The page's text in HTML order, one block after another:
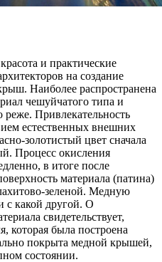
и практические
на создание
Наиболее распространена
чешуйчатого типа и
реже. Привлекательность
естественных внешних
золотистый цвет сначала
Процесс окисления
в итоге после
материала (патина)
зеленой. Медную
с какой другой. О
свидетельствует,
которая была построена
покрыта медной крышей,
состоянии.